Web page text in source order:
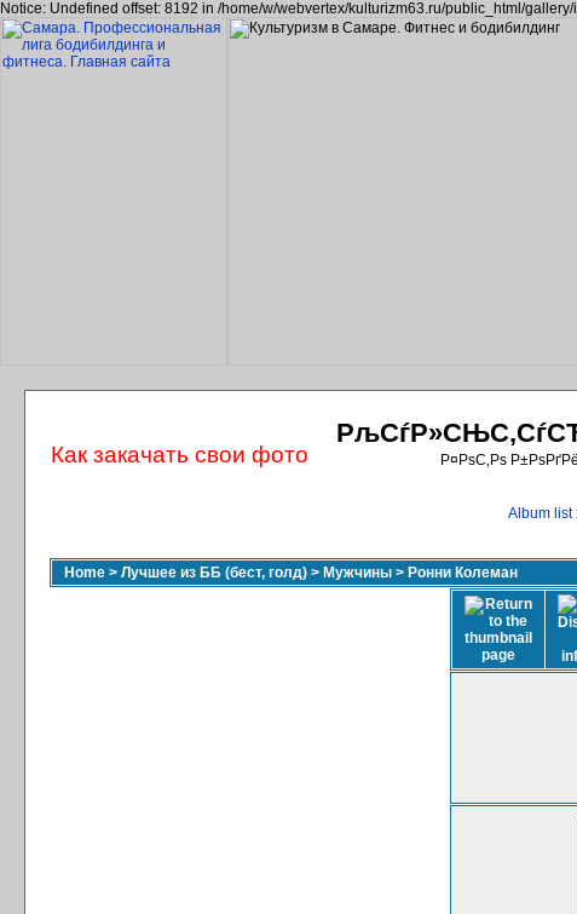
Notice: Undefined offset: 8192 in /home/w/webvertex/kulturizm63.ru/public_html/
Р¤РѕС‚Рѕ
Album list
Home > Лучшее из ББ (бест, голд) > Мужчины > Ронни Колеман
Как закачать свои фото